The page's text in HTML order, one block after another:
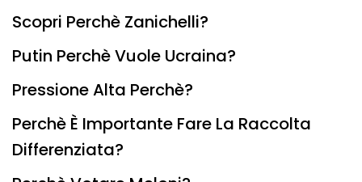
Scopri Perchè Zanichelli?
Putin Perchè Vuole Ucraina?
Pressione Alta Perchè?
Perchè È Importante Fare La Raccolta
Differenziata?